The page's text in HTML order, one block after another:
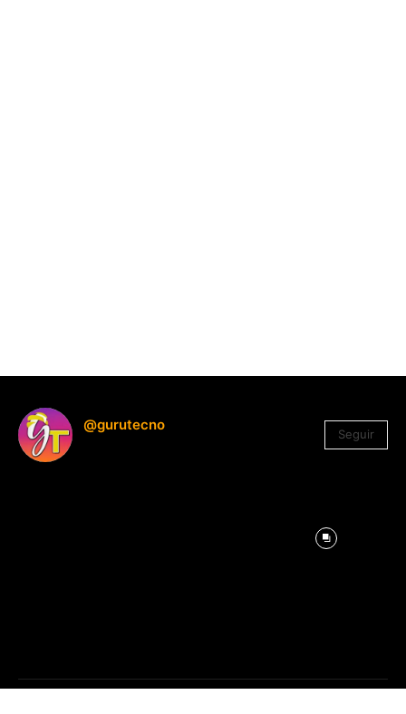
@gurutecno
Seguir